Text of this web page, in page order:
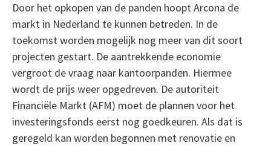
Door het opkopen van de panden hoopt Arcona de
markt in Nederland te kunnen betreden. In de
toekomst worden mogelijk nog meer van dit soort
projecten gestart. De aantrekkende economie
vergroot de vraag naar kantoorpanden. Hiermee
wordt de prijs weer opgedreven. De autoriteit
Financiële Markt (AFM) moet de plannen voor het
investeringsfonds eerst nog goedkeuren. Als dat is
geregeld kan worden begonnen met renovatie en